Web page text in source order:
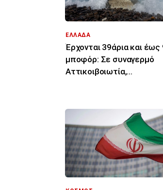
ΕΛΛΑΔΑ
Έρχονται 39άρια και έως
μποφόρ: Σε συναγερμό
Αττικοιβοιωτία,